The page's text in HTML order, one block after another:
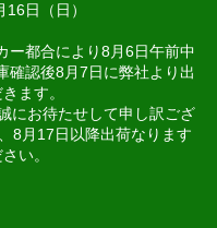
日（日）
ー都合により8月6日午前中
確認後8月7日に弊社より出
ます。
にお待たせして申し訳ござ
8月17日以降出荷なります
い。